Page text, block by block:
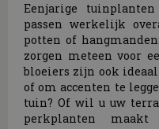
Eenjarige
passen werkelijk
potten of
zorgen meteen voor
bloeiers zijn ook
of om accenten te
tuin? Of wil u uw
perkplanten